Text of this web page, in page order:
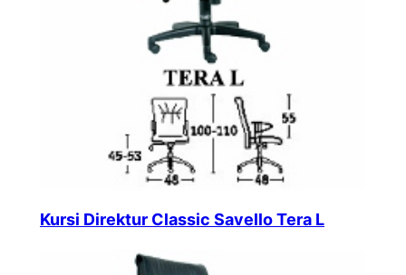
Kursi Direktur Classic Savello Tera L